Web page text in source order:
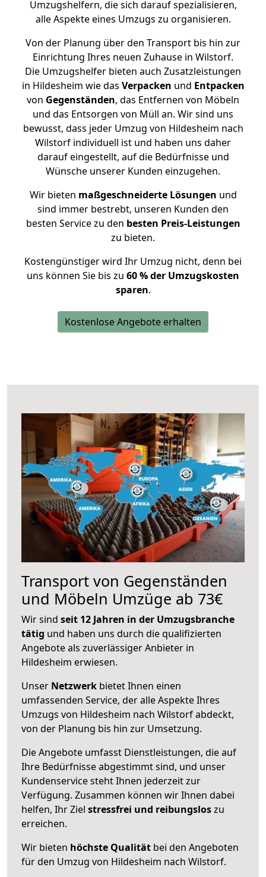
Umzugshelfern, die sich darauf spezialisieren,
alle Aspekte eines Umzugs zu organisieren.
Von der Planung über den Transport bis hin zur
Einrichtung Ihres neuen Zuhause in Wilstorf.
Die Umzugshelfer bieten auch Zusatzleistungen
in Hildesheim wie das Verpacken und Entpacken
von Gegenständen, das Entfernen von Möbeln
und das Entsorgen von Müll an. Wir sind uns
bewusst, dass jeder Umzug von Hildesheim nach
Wilstorf individuell ist und haben uns daher
darauf eingestellt, auf die Bedürfnisse und
Wünsche unserer Kunden einzugehen.
Wir bieten maßgeschneiderte Lösungen und
sind immer bestrebt, unseren Kunden den
besten Service zu den besten Preis-Leistungen
zu bieten.
Kostengünstiger wird Ihr Umzug nicht, denn bei
uns können Sie bis zu 60 % der Umzugskosten
sparen.
Kostenlose Angebote erhalten
Transport von Gegenständen
und Möbeln Umzüge ab 73€
Wir sind seit 12 Jahren in der Umzugsbranche
tätig und haben uns durch die qualifizierten
Angebote als zuverlässiger Anbieter in
Hildesheim erwiesen.
Unser Netzwerk bietet Ihnen einen
umfassenden Service, der alle Aspekte Ihres
Umzugs von Hildesheim nach Wilstorf abdeckt,
von der Planung bis hin zur Umsetzung.
Die Angebote umfasst Dienstleistungen, die auf
Ihre Bedürfnisse abgestimmt sind, und unser
Kundenservice steht Ihnen jederzeit zur
Verfügung. Zusammen können wir Ihnen dabei
helfen, Ihr Ziel stressfrei und reibungsloszu
erreichen.
Wir bieten höchste Qualität bei den Angeboten
für den Umzug von Hildesheim nach Wilstorf.